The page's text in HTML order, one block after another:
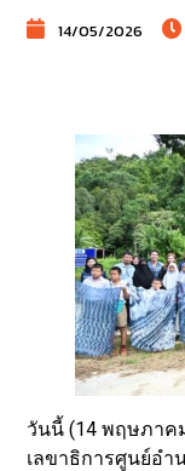
14/05/2026
วันนี้ (14 พฤษภาค
เลขาธิการศูนย์อ